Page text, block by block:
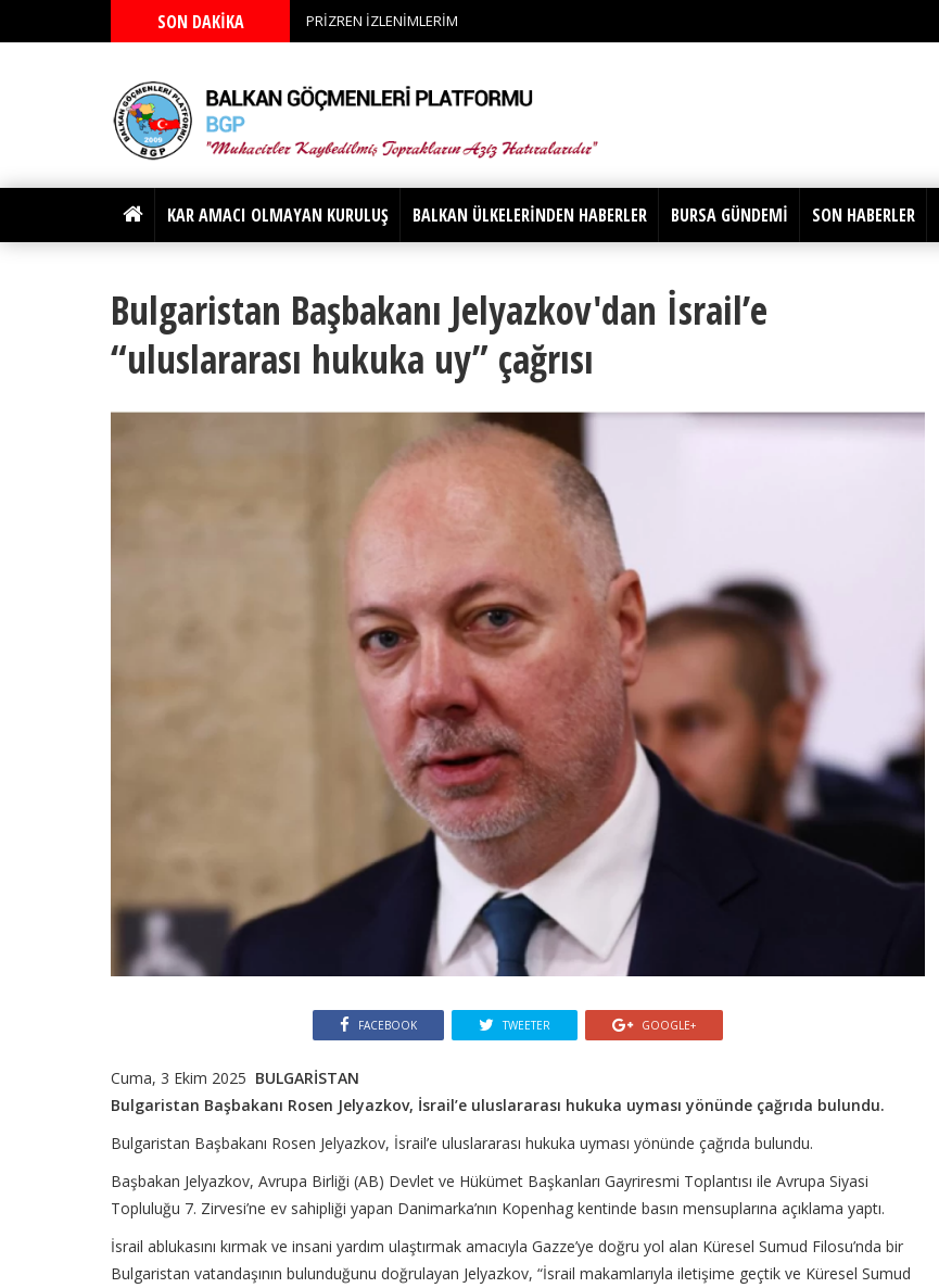
SON DAKİKA PRİZREN İZLENİMLERİM
KAR AMACI OLMAYAN KURULUŞ BALKAN ÜLKELERİNDEN HABERLER BURSA GÜNDEMİ SON HABERLER
Bulgaristan Başbakanı Jelyazkov'dan İsrail’e
“uluslararası hukuka uy” çağrısı
FACEBOOK TWEETER GOOGLE+
Cuma, 3 Ekim 2025 BULGARİSTAN
Bulgaristan Başbakanı Rosen Jelyazkov, İsrail’e uluslararası hukuka uyması yönünde çağrıda bulundu.
Bulgaristan Başbakanı Rosen Jelyazkov, İsrail’e uluslararası hukuka uyması yönünde çağrıda bulundu.
Başbakan Jelyazkov, Avrupa Birliği (AB) Devlet ve Hükümet Başkanları Gayriresmi Toplantısı ile Avrupa Siyasi
Topluluğu 7. Zirvesi’ne ev sahipliği yapan Danimarka’nın Kopenhag kentinde basın mensuplarına açıklama yaptı.
İsrail ablukasını kırmak ve insani yardım ulaştırmak amacıyla Gazze’ye doğru yol alan Küresel Sumud Filosu’nda bir
Bulgaristan vatandaşının bulunduğunu doğrulayan Jelyazkov, “İsrail makamlarıyla iletişime geçtik ve Küresel Sumud